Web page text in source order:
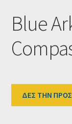
Ο λογαριασμός μου
Ταμείο
Blue
ΔΕΣ ΤΗΝ